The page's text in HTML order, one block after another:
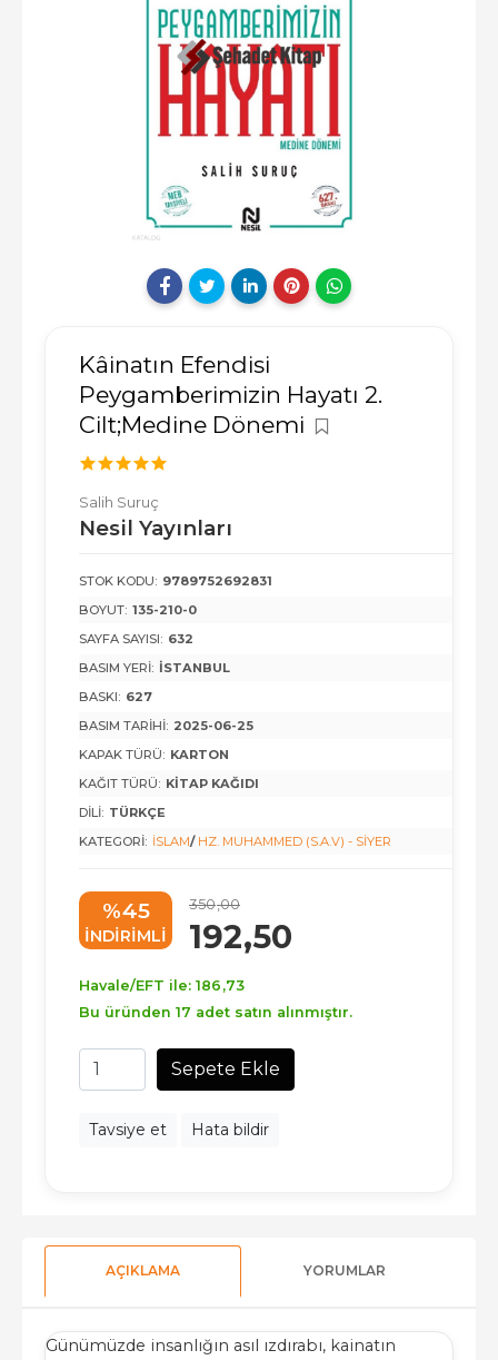
Kâinatın Efendisi
Peygamberimizin Hayatı 2.
Cilt;Medine Dönemi
Salih Suruç
Nesil Yayınları
STOK KODU: 9789752692831
BOYUT: 135-210-0
SAYFA SAYISI: 632
BASIM YERI: İSTANBUL
BASKI: 627
BASIM TARIHI: 2025-06-25
KAPAK TÜRÜ: KARTON
KAĞIT TÜRÜ: KITAP KAĞIDI
DILI: TÜRKÇE
KATEGORI: İSLAM/ HZ. MUHAMMED (S.A.V) - SIYER
%45
INDIRIMLI
350,00
192,50
Havale/EFT ile: 186 ,73
Bu üründen 17 adet satın alınmıştır.
Sepete Ekle
Tavsiye et Hata bildir
AÇIKLAMA YORUMLAR
Günümüzde insanlığın asıl ızdırabı, kainatın